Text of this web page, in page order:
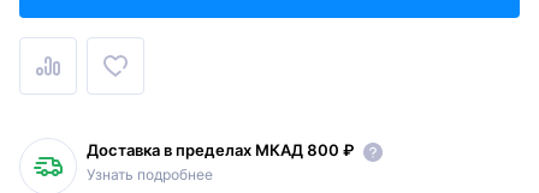
Доставка в пределах МКАД 800 ₽
Узнать подробнее